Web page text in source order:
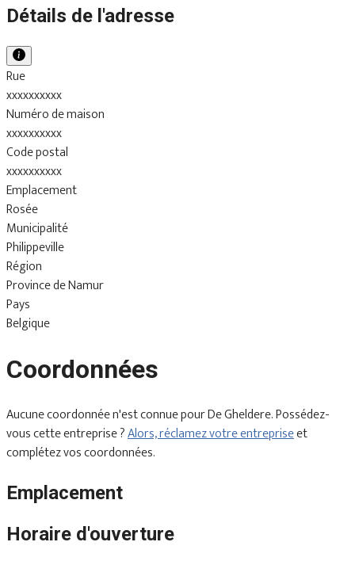
Détails de l'adresse
Rue
xxxxxxxxxx
Numéro de maison
xxxxxxxxxx
Code postal
xxxxxxxxxx
Emplacement
Rosée
Municipalité
Philippeville
Région
Province de Namur
Pays
Belgique
Coordonnées
Aucune coordonnée n'est connue pour De Gheldere. Possédez-
vous cette entreprise ?Alors, réclamez votre entrepriseet
complétez vos coordonnées.
Emplacement
Horaire d'ouverture